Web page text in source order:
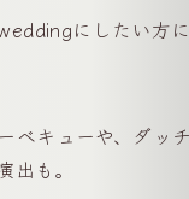
にしたい方
ベキューや、ダッ
も。